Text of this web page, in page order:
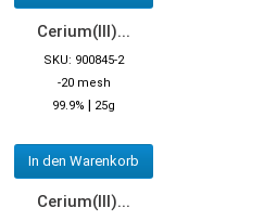
Cerium(III)...
SKU: 900845-2
-20 mesh
99.9% | 25g
In den Warenkorb
Cerium(III)...